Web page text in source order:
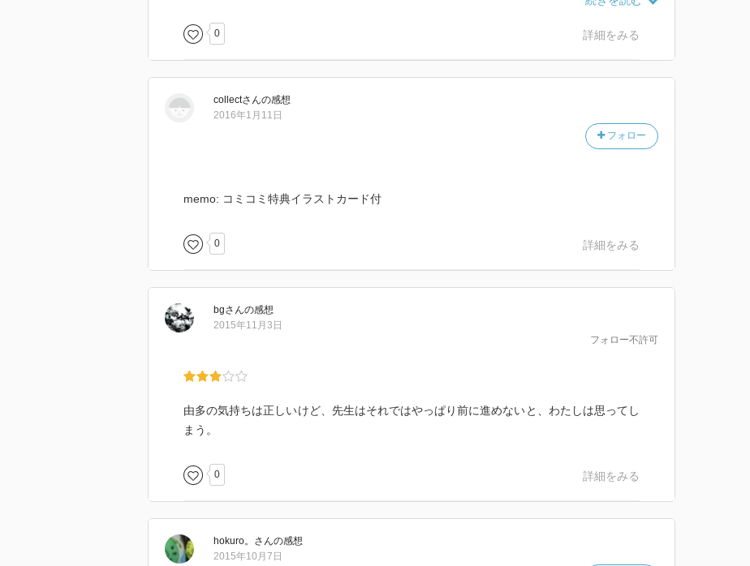
す。無菌培養だったゆえに外に放り出された事で壊れるのかと、壊されるのかと思わされ
たのですが、先生に庇護されていた期間は決して無駄だったわけではなく強さもきちんと
育てていた事が、良かったです。今度は先生の手を引ける程に。
ます。絵が題材という事もあってか、すごくキレイな、印象的な文章がいくつもありまし
刺激的な話が好きな人には向かないと思います。まどろっこしく、何が進んだの？ってな
0 詳細をみる
collectさんの感想
フォロー
2016年1月11日
memo: コミコミ特典イラストカード付
0 詳細をみる
bgさんの感想
フォロー不許可
2015年11月3日
由多の気持ちは正しいけど、先生はそれではやっぱり前に進めないと、わたしは思ってし
まう。
0 詳細をみる
hokuro。 さんの感想
2015年10月7日